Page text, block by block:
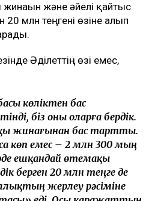
және әйелі қайтыс
20 млн теңгені өзіне алып
Әділеттің өзі емес,
көліктен бас
біз оны оларға бердік.
жинағынан бас тартты.
көп емес – 2 млн 300 мың
ешқандай өтемақы
берген 20 млн теңге де
жерлеу рәсіміне